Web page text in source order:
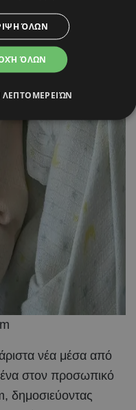
νέα μέσα από
στον προσωπικό
δημοσιεύοντας
ΌΛΩΝ
ΌΛΩΝ